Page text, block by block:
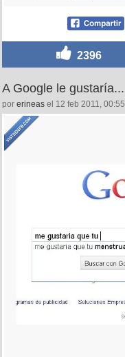
2396
A Google le gustaría...
por erineas el 12 feb 2011, 00:55